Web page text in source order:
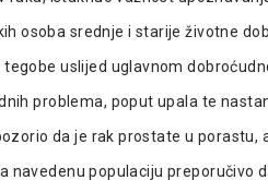
osoba srednje i starije životne
uslijed uglavnom
problema, poput upala te
da je rak prostate u porastu,
navedenu populaciju preporučivo